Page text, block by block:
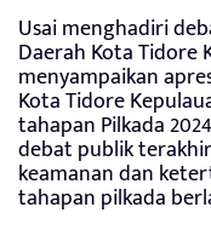
Usai menghadiri
Daerah Kota Tidore
menyampaikan
Kota Tidore
tahapan Pilkada
debat publik
keamanan dan
tahapan pilkada